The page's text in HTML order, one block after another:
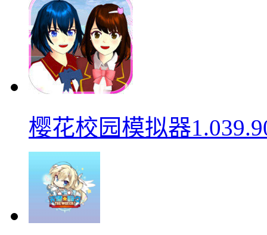
樱花校园模拟器